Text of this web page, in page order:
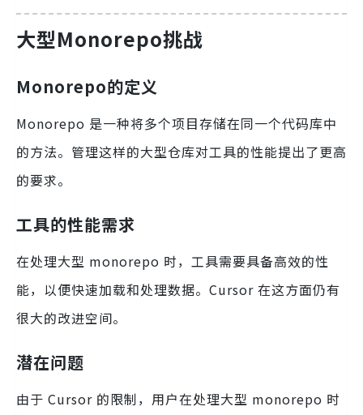
大型Monorepo挑战
Monorepo的定义
Monorepo 是一种将多个项目存储在同一个代码库中
的方法。管理这样的大型仓库对工具的性能提出了更高
的要求。
工具的性能需求
在处理大型 monorepo 时，工具需要具备高效的性
能，以便快速加载和处理数据。Cursor 在这方面仍有
很大的改进空间。
潜在问题
由于 Cursor 的限制，用户在处理大型 monorepo 时